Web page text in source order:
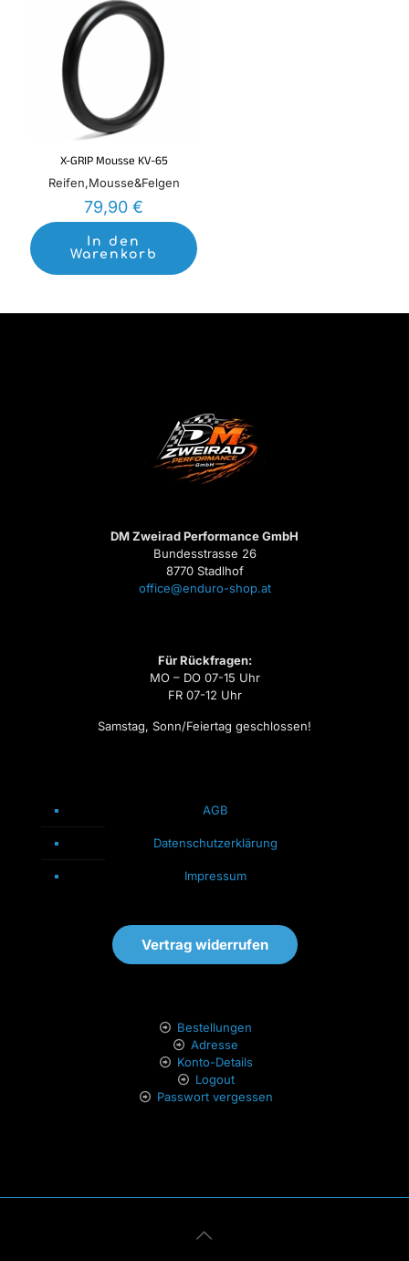
X-GRIP Mousse KV-65
Reifen,Mousse&Felgen
79,90€
In den
Warenkorb
DM Zweirad Performance GmbH
Bundesstrasse 26
8770 Stadlhof
office@enduro-shop.at
Für Rückfragen:
MO – DO 07-15 Uhr
FR 07-12 Uhr
Samstag, Sonn/Feiertag geschlossen!
AGB
Datenschutzerklärung
Impressum
Vertrag widerrufen
Bestellungen
Adresse
Konto-Details
Logout
Passwort vergessen